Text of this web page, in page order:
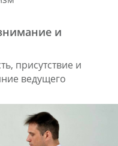
и
присутствие и
ведущего